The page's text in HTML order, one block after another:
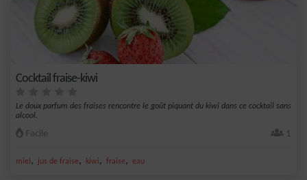
Cocktail fraise-kiwi
Le doux parfum des fraises rencontre le goût piquant du kiwi dans ce cocktail sans
alcool.
Facile 1
miel , jus de fraise, kiwi, fraise, eau